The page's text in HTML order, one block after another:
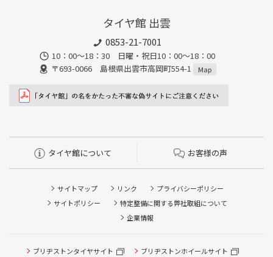
タイヤ館 出雲
0853-21-7001
10：00～18：30 日曜・祝日10：00～18：00
〒693-0066 島根県出雲市高岡町554-1
Map
タイヤ館について お客様の声
サイトマップ リンク
プライバシーポリシー
サイトポリシー
特定整備に関する弊社取組について
企業情報
ブリヂストンタイヤサイト ブリヂストンホイールサイト